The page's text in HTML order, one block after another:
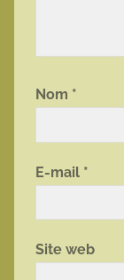
Nom *
E-mail *
Site web